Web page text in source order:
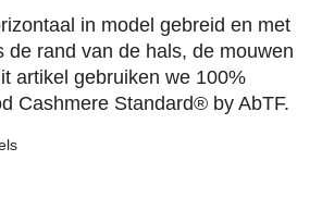
in model gebreid en met
rand van de hals, de mouwen
artikel gebruiken we 100%
Cashmere Standard® by AbTF.